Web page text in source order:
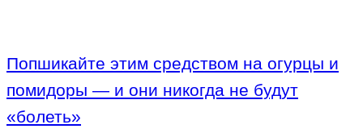
Попшикайте этим средством на огурцы и
помидоры — и они никогда не будут
«болеть»